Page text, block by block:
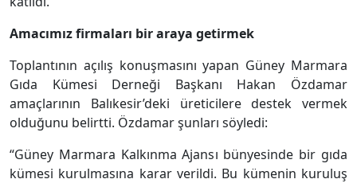
Amacımız firmaları bir araya getirmek
Toplantının açılış konuşmasını yapan Güney Marmara
Gıda Kümesi Derneği Başkanı Hakan Özdamar
amaçlarının Balıkesir’deki üreticilere destek vermek
olduğunu belirtti. Özdamar şunları söyledi:
“Güney Marmara Kalkınma Ajansı bünyesinde bir gıda
kümesi kurulmasına karar verildi. Bu kümenin kuruluş